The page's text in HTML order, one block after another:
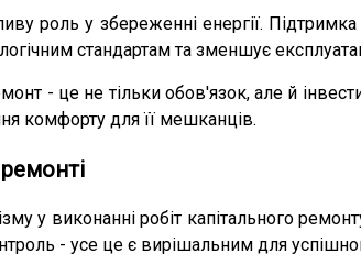
роль у збереженні енергії.
стандартам та зменшує
- це не тільки обов'язок, але й
комфорту для її мешканців.
у виконанні робіт капітального
- усе це є вирішальним для